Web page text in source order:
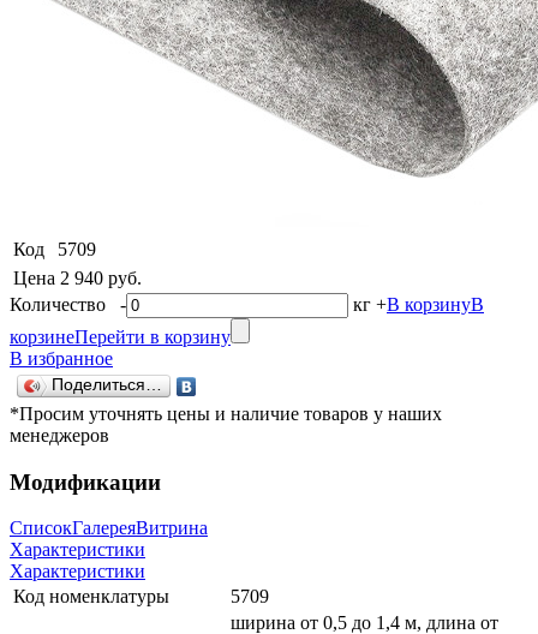
Код
5709
Цена 2 940 руб.
Количество - кг +В корзинуВ
корзинеПерейти в корзину
В избранное
Поделиться…
*Просим уточнять цены и наличие товаров у наших
менеджеров
Модификации
СписокГалереяВитрина
Характеристики
Характеристики
Код номенклатуры
5709
ширина от 0,5 до 1,4 м, длина от